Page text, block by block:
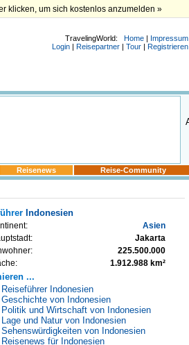
klicken, um sich kostenlos anzumelden »
TravelingWorld: Home | Impressum
Login | Reisepartner | Tour | Registrieren
Reisenews Reise-Community
Indonesien
Asien
Jakarta
225.500.000
1.912.988 km²
...
Reiseführer Indonesien
Geschichte von Indonesien
Politik und Wirtschaft von Indonesien
Lage und Natur von Indonesien
Sehenswürdigkeiten von Indonesien
Reisenews für Indonesien